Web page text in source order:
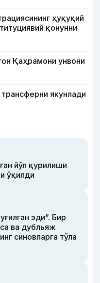
ҳуқуқий
қонунни
Қаҳрамони унвони
якунлади
йўл қурилиши
ўқилди
эди”. Бир
ва дубльяж
синовларга тўла